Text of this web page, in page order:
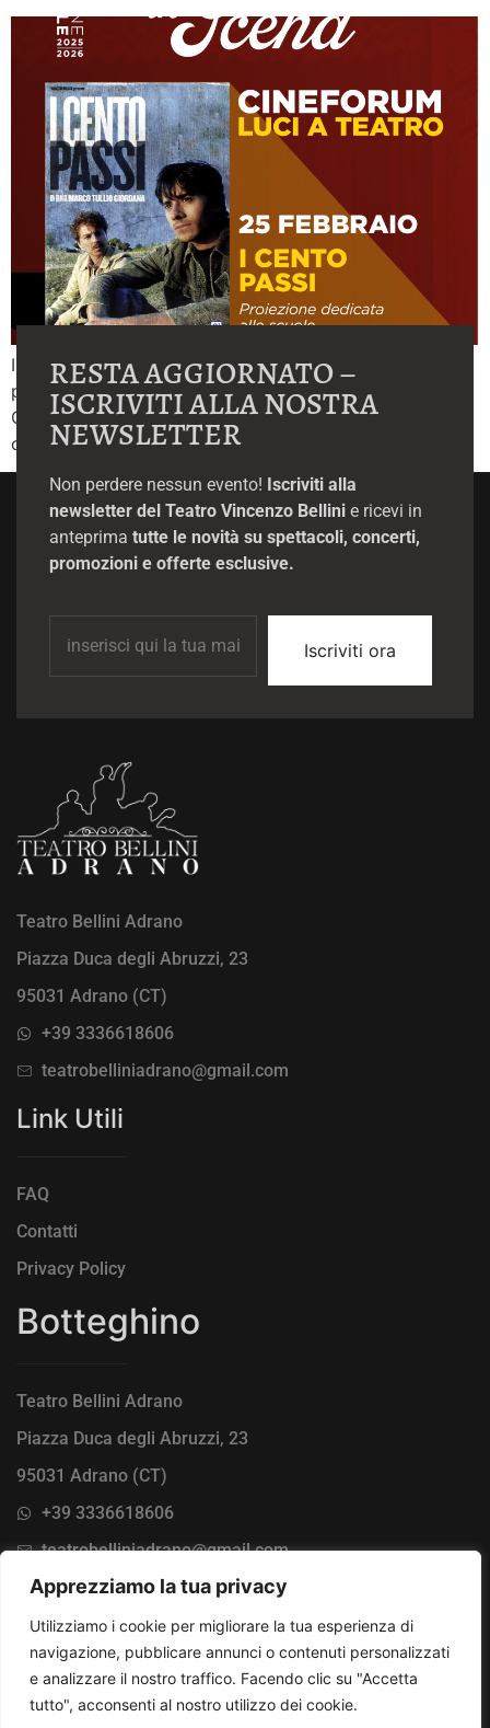
Apprezziamo la tua privacy
Utilizziamo i cookie per migliorare la tua esperienza di
navigazione, pubblicare annunci o contenuti personalizzati
e analizzare il nostro traffico. Facendo clic su "Accetta
tutto", acconsenti al nostro utilizzo dei cookie.
Il 25 febbraio il Cineforum Luci a Teatro propone la
proiezione del film “I cento passi” di Marco Tullio
Giordana, un’opera fondamentale del cinema italiano
contemporaneo.
RESTA AGGIORNATO –
ISCRIVITI ALLA NOSTRA
NEWSLETTER
Non perdere nessun evento! Iscriviti alla
newsletter del Teatro Vincenzo Bellini e ricevi in
anteprima tutte le novità su spettacoli, concerti,
promozioni e offerte esclusive.
Iscriviti ora
Teatro Bellini Adrano
Piazza Duca degli Abruzzi, 23
95031 Adrano (CT)
+39 3336618606
teatrobelliniadrano@gmail.com
Link Utili
FAQ
Contatti
Privacy Policy
Botteghino
Teatro Bellini Adrano
Piazza Duca degli Abruzzi, 23
95031 Adrano (CT)
+39 3336618606
teatrobelliniadrano@gmail.com
Lunedi - Domenica 9:30 - 13:30 / 15:00 - 19:30
Comune di Adrano – Teatro Vincenzo Bellini